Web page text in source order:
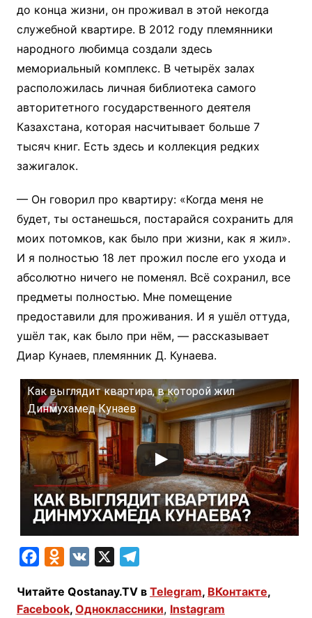
до конца жизни, он проживал в этой некогда
служебной квартире. В 2012 году племянники
народного любимца создали здесь
мемориальный комплекс. В четырёх залах
расположилась личная библиотека самого
авторитетного государственного деятеля
Казахстана, которая насчитывает больше 7
тысяч книг. Есть здесь и коллекция редких
зажигалок.
— Он говорил про квартиру: «Когда меня не
будет, ты останешься, постарайся сохранить для
моих потомков, как было при жизни, как я жил».
И я полностью 18 лет прожил после его ухода и
абсолютно ничего не поменял. Всё сохранил, все
предметы полностью. Мне помещение
предоставили для проживания. И я ушёл оттуда,
ушёл так, как было при нём, — рассказывает
Диар Кунаев, племянник Д. Кунаева.
Как выглядит квартира, в которой жил
Динмухамед Кунаев
c
n
l
Читайте Qostanay.TV в Telegram, ВКонтакте,
Facebook, Одноклассники, Instagram